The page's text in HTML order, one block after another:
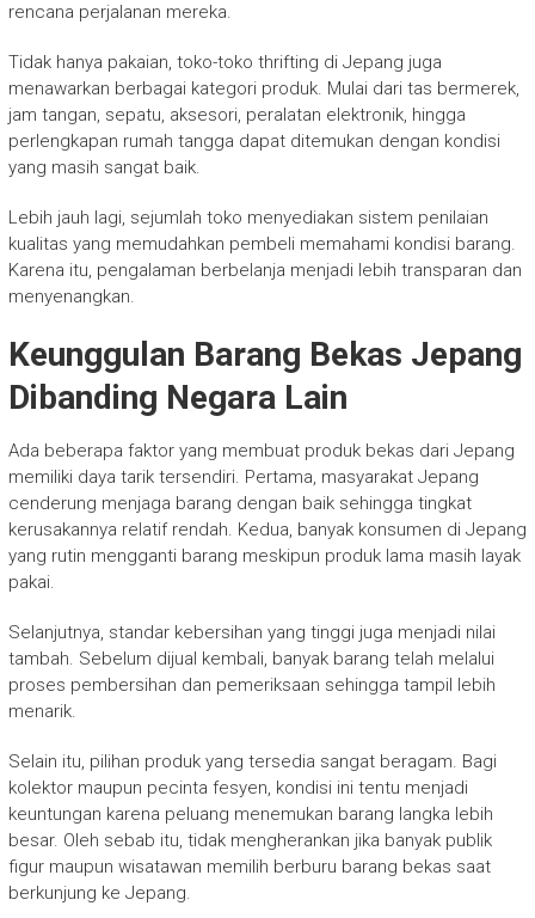
rencana perjalanan mereka.
Tidak hanya pakaian, toko-toko thrifting di Jepang juga
menawarkan berbagai kategori produk. Mulai dari tas bermerek,
jam tangan, sepatu, aksesori, peralatan elektronik, hingga
perlengkapan rumah tangga dapat ditemukan dengan kondisi
yang masih sangat baik.
Lebih jauh lagi, sejumlah toko menyediakan sistem penilaian
kualitas yang memudahkan pembeli memahami kondisi barang.
Karena itu, pengalaman berbelanja menjadi lebih transparan dan
menyenangkan.
Keunggulan Barang Bekas Jepang
Dibanding Negara Lain
Ada beberapa faktor yang membuat produk bekas dari Jepang
memiliki daya tarik tersendiri. Pertama, masyarakat Jepang
cenderung menjaga barang dengan baik sehingga tingkat
kerusakannya relatif rendah. Kedua, banyak konsumen di Jepang
yang rutin mengganti barang meskipun produk lama masih layak
pakai.
Selanjutnya, standar kebersihan yang tinggi juga menjadi nilai
tambah. Sebelum dijual kembali, banyak barang telah melalui
proses pembersihan dan pemeriksaan sehingga tampil lebih
menarik.
Selain itu, pilihan produk yang tersedia sangat beragam. Bagi
kolektor maupun pecinta fesyen, kondisi ini tentu menjadi
keuntungan karena peluang menemukan barang langka lebih
besar. Oleh sebab itu, tidak mengherankan jika banyak publik
figur maupun wisatawan memilih berburu barang bekas saat
berkunjung ke Jepang.